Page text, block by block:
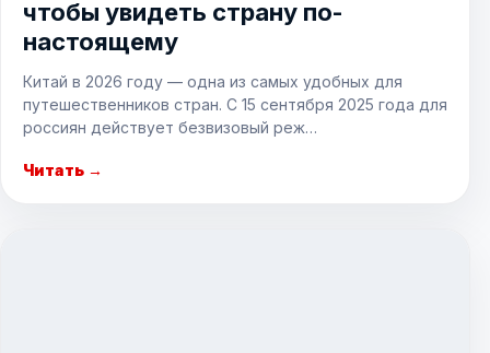
чтобы увидеть страну по-
настоящему
Китай в 2026 году — одна из самых удобных для
путешественников стран. С 15 сентября 2025 года для
россиян действует безвизовый реж…
Читать →